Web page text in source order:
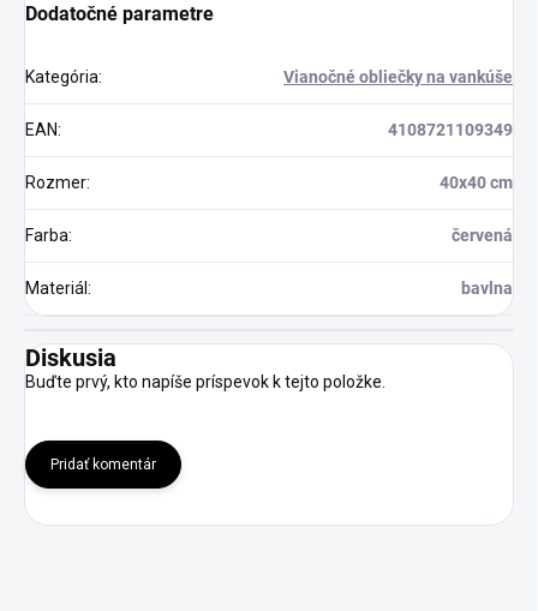
Dodatočné parametre
Kategória: Vianočné obliečky na vankúše
EAN: 4108721109349
Rozmer: 40x40 cm
Farba: červená
Materiál : bavlna
Diskusia
Buďte prvý, kto napíše príspevok k tejto položke.
Pridať komentár